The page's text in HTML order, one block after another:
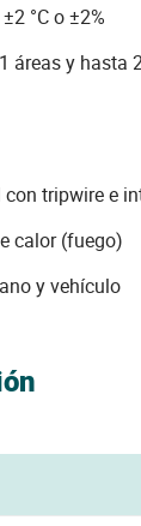
°C o ±2%
áreas y hasta
tripwire e
calor (fuego)
y vehículo